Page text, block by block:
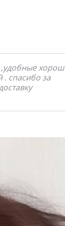
,удобные
спасибо за
        